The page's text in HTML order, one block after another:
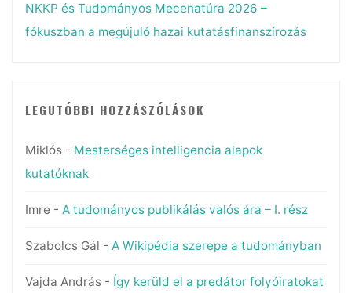
NKKP és Tudományos Mecenatúra 2026 –
fókuszban a megújuló hazai kutatásfinanszírozás
LEGUTÓBBI HOZZÁSZÓLÁSOK
Miklós- Mesterséges intelligencia alapok
kutatóknak
Imre - A tudományos publikálás valós ára – I. rész
Szabolcs Gál - A Wikipédia szerepe a tudományban
Vajda András- Így kerüld el a predátor folyóiratokat